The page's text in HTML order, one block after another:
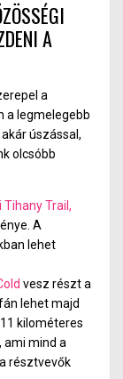
A
a
a legmelegebb
úszással,
olcsóbb
Tihany Trail,
A
lehet
vesz részt a
lehet majd
kilométeres
ami mind a
résztvevők